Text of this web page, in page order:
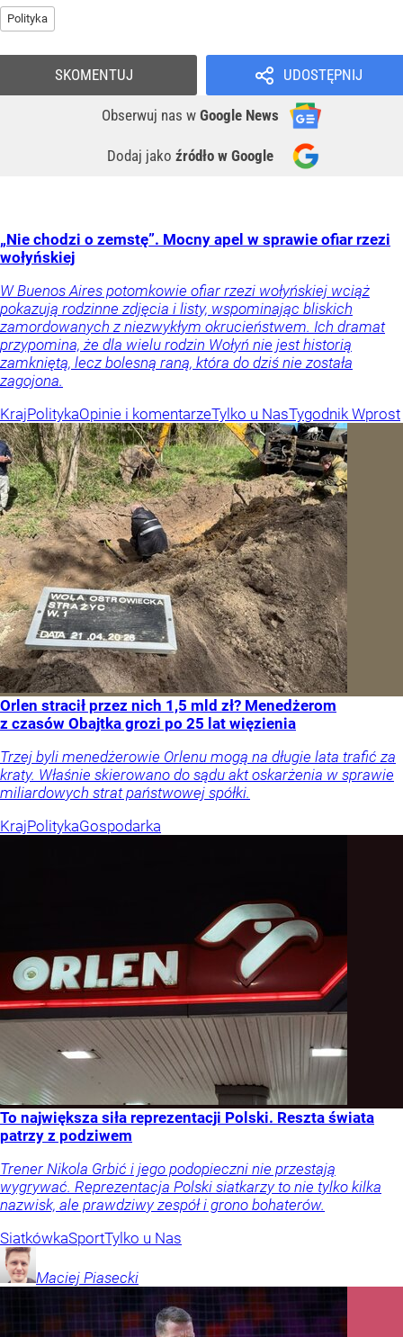
Polityka
UDOSTĘPNIJ
Obserwuj nas w Google News
Dodaj jako źródło w Google
SKOMENTUJ
„Nie chodzi o zemstę”. Mocny apel w sprawie ofiar rzezi
wołyńskiej
W Buenos Aires potomkowie ofiar rzezi wołyńskiej wciąż
pokazują rodzinne zdjęcia i listy, wspominając bliskich
zamordowanych z niezwykłym okrucieństwem. Ich dramat
przypomina, że dla wielu rodzin Wołyń nie jest historią
zamkniętą, lecz bolesną raną, która do dziś nie została
zagojona.
KrajPolitykaOpinie i komentarzeTylko u NasTygodnik Wprost
Orlen stracił przez nich 1,5 mld zł? Menedżerom
z czasów Obajtka grozi po 25 lat więzienia
Trzej byli menedżerowie Orlenu mogą na długie lata trafić za
kraty. Właśnie skierowano do sądu akt oskarżenia w sprawie
miliardowych strat państwowej spółki.
KrajPolitykaGospodarka
To największa siła reprezentacji Polski. Reszta świata
patrzy z podziwem
Trener Nikola Grbić i jego podopieczni nie przestają
wygrywać. Reprezentacja Polski siatkarzy to nie tylko kilka
nazwisk, ale prawdziwy zespół i grono bohaterów.
SiatkówkaSportTylko u Nas
Maciej Piasecki